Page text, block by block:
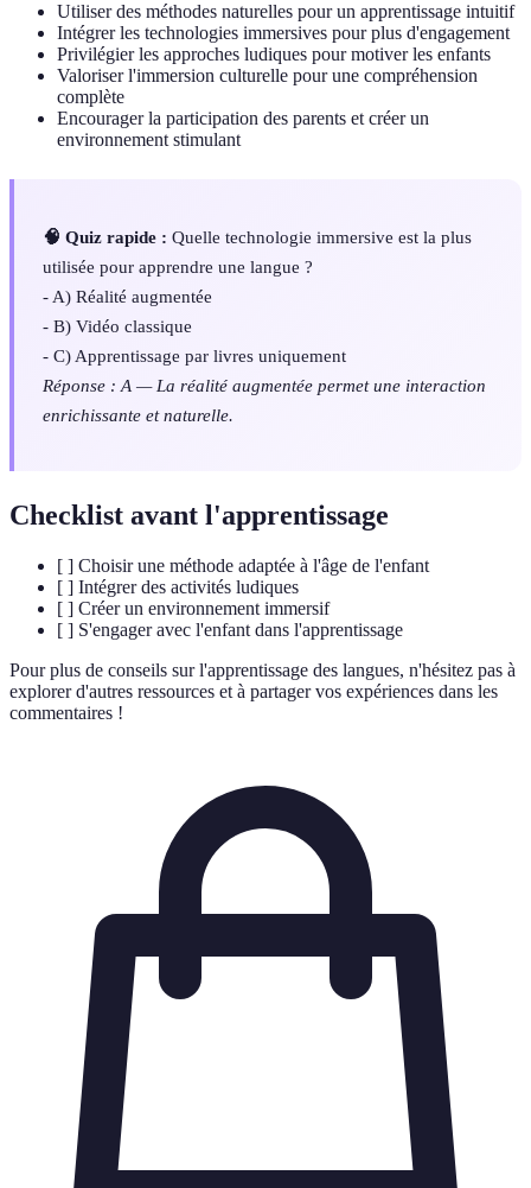
Utiliser des méthodes naturelles pour un apprentissage intuitif
Intégrer les technologies immersives pour plus d'engagement
Privilégier les approches ludiques pour motiver les enfants
Valoriser l'immersion culturelle pour une compréhension
complète
Encourager la participation des parents et créer un
environnement stimulant
🧠 Quiz rapide : Quelle technologie immersive est la plus
utilisée pour apprendre une langue ?
- A) Réalité augmentée
- B) Vidéo classique
- C) Apprentissage par livres uniquement
Réponse : A — La réalité augmentée permet une interaction
enrichissante et naturelle.
Checklist avant l'apprentissage
[ ] Choisir une méthode adaptée à l'âge de l'enfant
[ ] Intégrer des activités ludiques
[ ] Créer un environnement immersif
[ ] S'engager avec l'enfant dans l'apprentissage
Pour plus de conseils sur l'apprentissage des langues, n'hésitez pas à
explorer d'autres ressources et à partager vos expériences dans les
commentaires !